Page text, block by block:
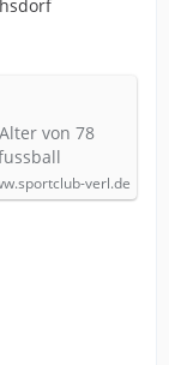
von 78
verl.de